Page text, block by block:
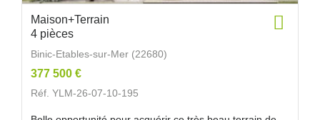
Maison+Terrain
4 pièces
Binic-Etables-sur-Mer (22680)
377 500 €
Réf. YLM-26-07-10-195